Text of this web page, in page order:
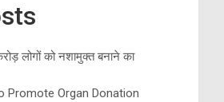
लोगों को नशामुक्त बनाने का
Promote Organ Donation